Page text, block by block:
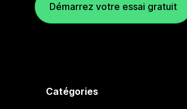
Démarrez votre essai gratuit
Catégories